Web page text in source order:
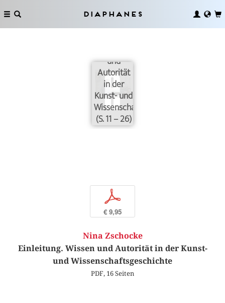
Diaphanes
und
Autorität
in der
Kunst- und
Wissenschaftsgeschichte
(S. 11 – 26)
p
€ 9,95
Nina Zschocke
Einleitung. Wissen und Autorität in der Kunst-
und Wissenschaftsgeschichte
PDF, 16 Seiten